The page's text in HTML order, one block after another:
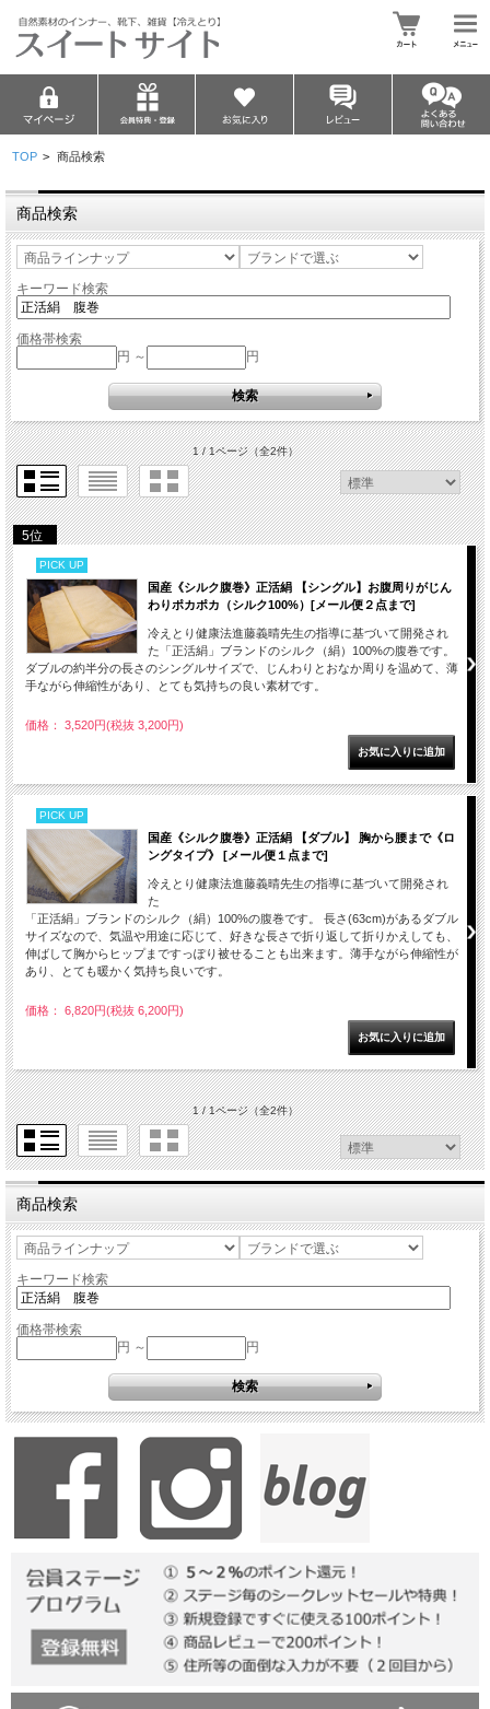
TOP > 商品検索
商品検索
キーワード検索
価格帯検索
円 ～
円
1 / 1ページ（全2件）
5位
PICK UP
国産《シルク腹巻》正活絹 【シングル】お腹周りがじん
わりポカポカ（シルク100%）[メール便２点まで]
冷えとり健康法進藤義晴先生の指導に基づいて開発され
た「正活絹」ブランドのシルク（絹）100%の腹巻です。
ダブルの約半分の長さのシングルサイズで、じんわりとおなか周りを温めて、薄
手ながら伸縮性があり、とても気持ちの良い素材です。
価格： 3,520円(税抜 3,200円)
PICK UP
国産《シルク腹巻》正活絹 【ダブル】 胸から腰まで《ロ
ングタイプ》 [メール便１点まで]
冷えとり健康法進藤義晴先生の指導に基づいて開発され
た
「正活絹」ブランドのシルク（絹）100%の腹巻です。 長さ(63cm)があるダブル
サイズなので、気温や用途に応じて、好きな長さで折り返して折りかえしても、
伸ばして胸からヒップまですっぽり被せることも出来ます。薄手ながら伸縮性が
あり、とても暖かく気持ち良いです。
価格： 6,820円(税抜 6,200円)
1 / 1ページ（全2件）
商品検索
キーワード検索
価格帯検索
円 ～
円